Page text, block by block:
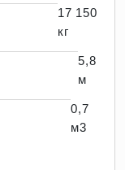
17 150
кг
5,8
м
0,7
м3